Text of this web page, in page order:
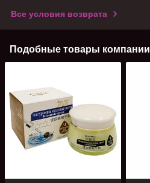
Все условия возврата
Подобные товары компании